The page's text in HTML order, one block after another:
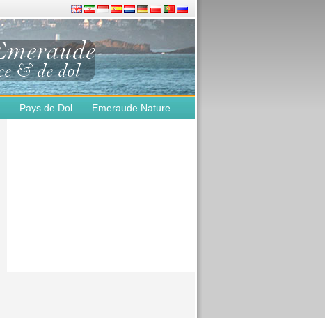
Pays de Dol Emeraude Nature